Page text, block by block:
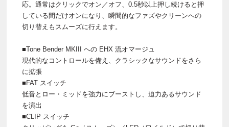
応。通常はクリックでオン／オフ、0.5秒以上押し続けると押
している間だけオンになり、瞬間的なファズやクリーンへの
切り替えもスムーズに行えます。
■Tone Bender MKIII への EHX 流オマージュ
現代的なコントロールを備え、クラシックなサウンドをさら
に拡張
■FAT スイッチ
低音とロー・ミッドを強力にブーストし、迫力あるサウンド
を演出
■CLIP スイッチ